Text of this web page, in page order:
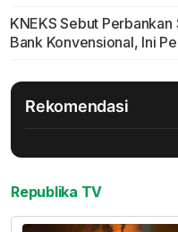
KNEKS Sebut
Bank Konvensional, Ini
Rekomendasi
Republika TV